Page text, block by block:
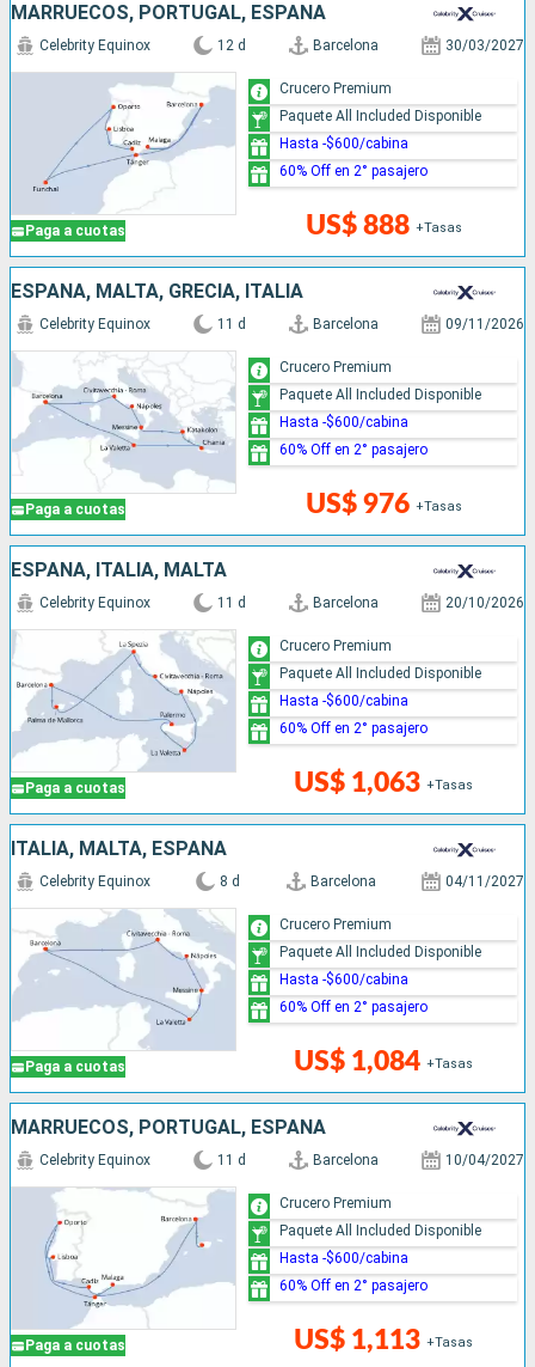
MARRUECOS, PORTUGAL, ESPAÑA
Paga a cuotas
Celebrity Equinox 12 d Barcelona 30/03/2027
US$ 888 +Tasas
Crucero Premium
Paquete All Included Disponible
Hasta -$600/cabina
60% Off en 2° pasajero
ESPAÑA, MALTA, GRECIA, ITALIA
Paga a cuotas
Celebrity Equinox 11 d Barcelona 09/11/2026
US$ 976 +Tasas
Crucero Premium
Paquete All Included Disponible
Hasta -$600/cabina
60% Off en 2° pasajero
ESPAÑA, ITALIA, MALTA
Paga a cuotas
Celebrity Equinox 11 d Barcelona 20/10/2026
US$ 1,063 +Tasas
Crucero Premium
Paquete All Included Disponible
Hasta -$600/cabina
60% Off en 2° pasajero
ITALIA, MALTA, ESPAÑA
Paga a cuotas
Celebrity Equinox 8 d Barcelona 04/11/2027
US$ 1,084 +Tasas
Crucero Premium
Paquete All Included Disponible
Hasta -$600/cabina
60% Off en 2° pasajero
MARRUECOS, PORTUGAL, ESPAÑA
Paga a cuotas
Celebrity Equinox 11 d Barcelona 10/04/2027
US$ 1,113 +Tasas
Crucero Premium
Paquete All Included Disponible
Hasta -$600/cabina
60% Off en 2° pasajero